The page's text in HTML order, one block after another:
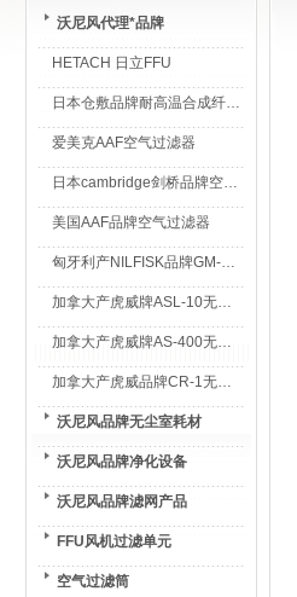
沃尼风代理*品牌
HETACH 日立FFU
日本仓敷品牌耐高温合成纤维过滤棉
爱美克AAF空气过滤器
日本cambridge剑桥品牌空气过滤器
美国AAF品牌空气过滤器
匈牙利产NILFISK品牌GM-80无尘室专用吸尘器
加拿大产虎威牌ASL-10无尘室专用吸尘器
加拿大产虎威牌AS-400无尘室专用吸尘器
加拿大产虎威品牌CR-1无尘室专用吸尘器
沃尼风品牌无尘室耗材
沃尼风品牌净化设备
沃尼风品牌滤网产品
FFU风机过滤单元
空气过滤筒